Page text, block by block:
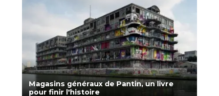
Magasins généraux de Pantin, un livre
pour finir l'histoire